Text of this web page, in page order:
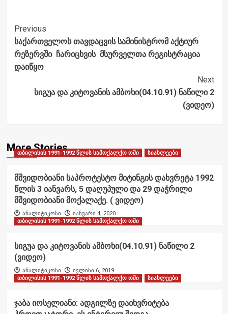
Post
Navigation
Previous
საქართველოს თავდაცვის სამინისტრომ აქტიურ
რეზერვში ჩარიცხვის მსურველთა რეგისტრაცია
დაიწყო
Next
სიგუა და კიტოვანის ამბოხი(04.10.91) ნაწილი 2
(ვიდეო)
More Stories
თბილისის 1991-1992 წლის სამოქალქო ომი სიახლეები
მშვიდობიანი საპროტესტო მიტინგის დახვრეტა 1992
წლის 3 იანვარს, 5 დაღუპული და 29 დაჭრილი
მშვიდობიანი მოქალაქე. ( ვიდეო)
ანალიტიკოსი
იანვარი 4, 2020
თბილისის 1991-1992 წლის სამოქალქო ომი
სიგუა და კიტოვანის ამბოხი(04.10.91) ნაწილი 2
(ვიდეო)
ანალიტიკოსი
ივლისი 6, 2019
თბილისის 1991-1992 წლის სამოქალქო ომი
სიახლეები
ჯაბა იოსელიანი: ადგილზე დაიხვრიტება